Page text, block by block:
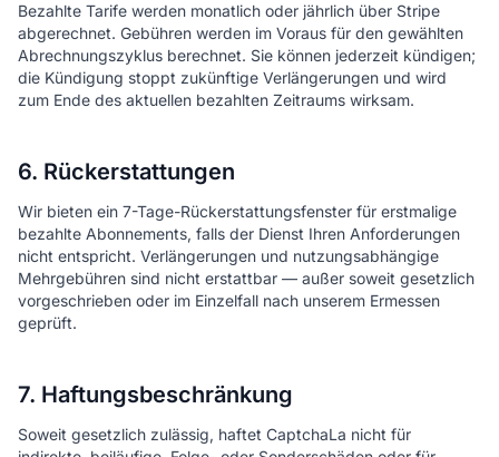
Bezahlte Tarife werden monatlich oder jährlich über Stripe
abgerechnet. Gebühren werden im Voraus für den gewählten
Abrechnungszyklus berechnet. Sie können jederzeit kündigen;
die Kündigung stoppt zukünftige Verlängerungen und wird
zum Ende des aktuellen bezahlten Zeitraums wirksam.
6. Rückerstattungen
Wir bieten ein 7-Tage-Rückerstattungsfenster für erstmalige
bezahlte Abonnements, falls der Dienst Ihren Anforderungen
nicht entspricht. Verlängerungen und nutzungsabhängige
Mehrgebühren sind nicht erstattbar — außer soweit gesetzlich
vorgeschrieben oder im Einzelfall nach unserem Ermessen
geprüft.
7. Haftungsbeschränkung
Soweit gesetzlich zulässig, haftet CaptchaLa nicht für